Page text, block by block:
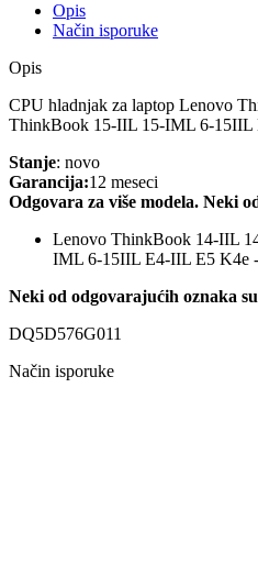
Opis
Način isporuke
Opis
CPU hladnjak za laptop Lenovo
ThinkBook 15-IIL 15-IML 6-15IIL
Stanje: novo
Garancija:12 meseci
Odgovara za više modela. Neki
Lenovo ThinkBook 14-IIL
IML 6-15IIL E4-IIL E5 K4e
Neki od odgovarajućih oznaka su
DQ5D576G011
Način isporuke